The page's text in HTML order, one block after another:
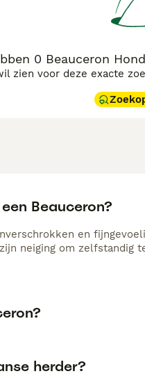
0 Beauceron
zien voor deze exacte
Beauceron?
en
neiging om zelfstandig
herder?